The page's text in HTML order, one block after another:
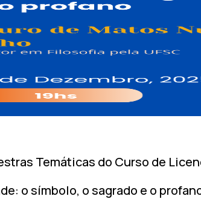
Temáticas do Curso de
o símbolo, o sagrado e o